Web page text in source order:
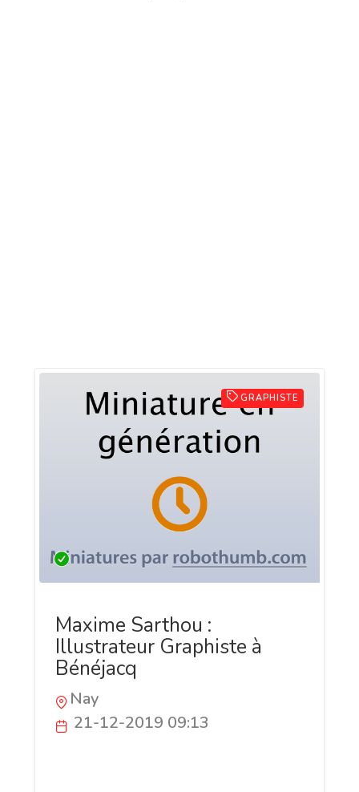
GRAPHISTE
Maxime Sarthou :
Illustrateur Graphiste à
Bénéjacq
Nay
21-12-2019 09:13